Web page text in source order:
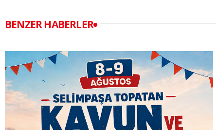
BENZER HABERLER